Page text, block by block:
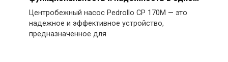
Центробежный насос Pedrollo CP 170M — это
надежное и эффективное устройство,
предназначенное для